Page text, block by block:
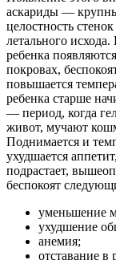
аскариды —
целостность
летального
ребенка
покровах,
повышается
ребенка старше
— период, когда
живот, мучают
Поднимается и
ухудшается
подрастает,
беспокоят
уменьшение
ухудшение
анемия;
отставание в